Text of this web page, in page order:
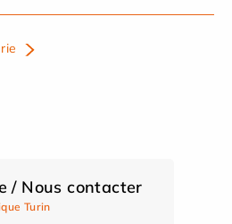
/ Nous contacter
Turin